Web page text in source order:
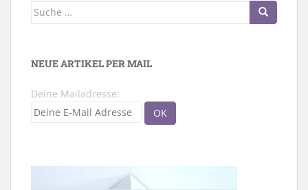
Suche
NEUE ARTIKEL PER MAIL
Deine Mailadresse: